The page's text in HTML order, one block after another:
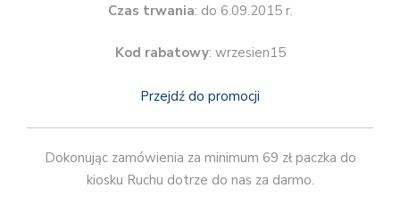
Czas trwania: do 6.09.2015 r.
Kod rabatowy: wrzesien15
Przejdź do promocji
Dokonując zamówienia za minimum 69 zł paczka do
kiosku Ruchu dotrze do nas za darmo.